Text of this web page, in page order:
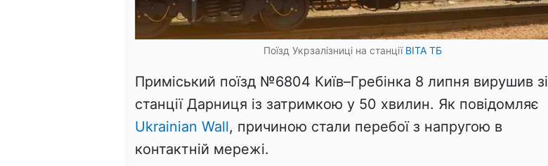
Поїзд Укрзалізниці на станції ВІТА ТБ
Приміський поїзд №6804 Київ–Гребінка 8 липня вирушив зі
станції Дарниця із затримкою у 50 хвилин. Як повідомляє
Ukrainian Wall, причиною стали перебої з напругою в
контактній мережі.